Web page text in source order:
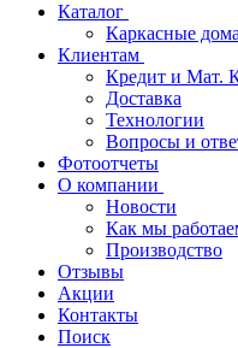
Каталог
Каркасные дома
Клиентам
Кредит и Мат.
Доставка
Технологии
Вопросы и
Фотоотчеты
О компании
Новости
Как мы
Производство
Отзывы
Акции
Контакты
Поиск